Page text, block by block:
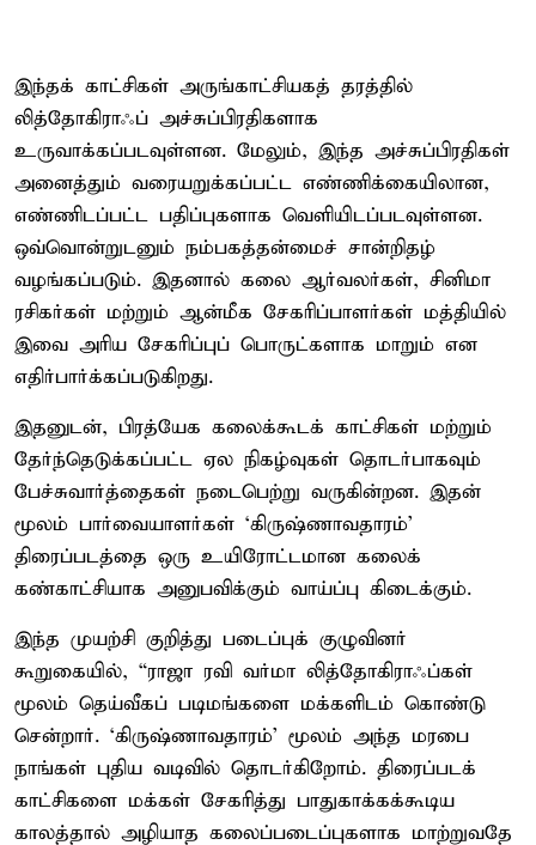
இந்தக் காட்சிகள் அருங்காட்சியகத் தரத்தில்
லித்தோகிராஃப் அச்சுப்பிரதிகளாக
உருவாக்கப்படவுள்ளன. மேலும், இந்த அச்சுப்பிரதிகள்
அனைத்தும் வரையறுக்கப்பட்ட எண்ணிக்கையிலான,
எண்ணிடப்பட்ட பதிப்புகளாக வெளியிடப்படவுள்ளன.
ஒவ்வொன்றுடனும் நம்பகத்தன்மைச் சான்றிதழ்
வழங்கப்படும். இதனால் கலை ஆர்வலர்கள், சினிமா
ரசிகர்கள் மற்றும் ஆன்மீக சேகரிப்பாளர்கள் மத்தியில்
இவை அரிய சேகரிப்புப் பொருட்களாக மாறும் என
எதிர்பார்க்கப்படுகிறது.
இதனுடன், பிரத்யேக கலைக்கூடக் காட்சிகள் மற்றும்
தேர்ந்தெடுக்கப்பட்ட ஏல நிகழ்வுகள் தொடர்பாகவும்
பேச்சுவார்த்தைகள் நடைபெற்று வருகின்றன. இதன்
மூலம் பார்வையாளர்கள் ‘கிருஷ்ணாவதாரம்’
திரைப்படத்தை ஒரு உயிரோட்டமான கலைக்
கண்காட்சியாக அனுபவிக்கும் வாய்ப்பு கிடைக்கும்.
இந்த முயற்சி குறித்து படைப்புக் குழுவினர்
கூறுகையில், “ராஜா ரவி வர்மா லித்தோகிராஃப்கள்
மூலம் தெய்வீகப் படிமங்களை மக்களிடம் கொண்டு
சென்றார். ‘கிருஷ்ணாவதாரம்’ மூலம் அந்த மரபை
நாங்கள் புதிய வடிவில் தொடர்கிறோம். திரைப்படக்
காட்சிகளை மக்கள் சேகரித்து பாதுகாக்கக்கூடிய
காலத்தால் அழியாத கலைப்படைப்புகளாக மாற்றுவதே